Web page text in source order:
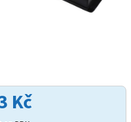
Kč